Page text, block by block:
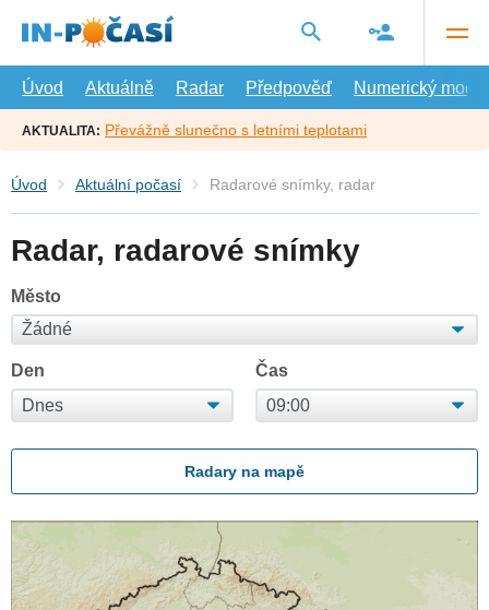
hlavní
Úvod
Aktuálně Radar Předpověď Numerický model
AKTUALITA: Převážně slunečno s letními teplotami
Úvod Aktuální počasí Radarové snímky, radar
Radar, radarové snímky
Město
Den Čas
Radary na mapě